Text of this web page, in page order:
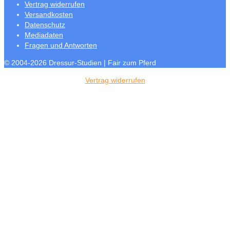
Vertrag widerrufen
Versandkosten
Datenschutz
Mediadaten
Fragen und Antworten
© 2004-2026 Dressur-Studien | Fair zum Pferd
Vertrag widerrufen